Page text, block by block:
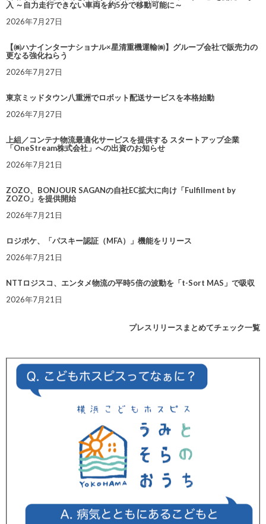
入 ～自力走行できない車両を約5分で移動可能に～
2026年7月27日
【㈱ハナインターナショナル×星清重機運輸㈱】グループ会社で販売力の
更なる強化ねらう
2026年7月27日
東京ミッドタウン八重洲でロボット配送サービスを本格始動
2026年7月27日
上組／コンテナ物流最適化サービスを提供する スタートアップ企業
「OneStream株式会社」への出資のお知らせ
2026年7月21日
ZOZO、BONJOUR SAGANの自社EC拡大に向け「Fulfillment by
ZOZO」を提供開始
2026年7月21日
ロジポケ、「パスキー認証（MFA）」機能をリリース
2026年7月21日
NTTロジスコ、エンタメ物流の平時5倍の波動を「t-Sort MAS」で吸収
2026年7月21日
プレスリリースまとめてチェック一覧